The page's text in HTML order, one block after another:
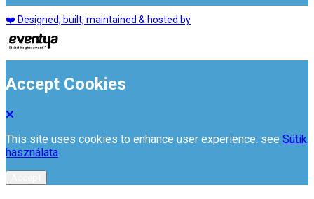
❤️ Designed, built, maintained & hosted by
Accept Cookies
This site uses cookies to enhance user experience. see Sütik
használata